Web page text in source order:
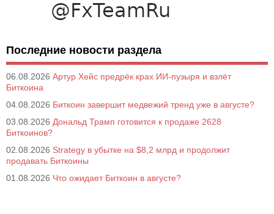
Последние новости раздела
06.08.2026 Артур Хейс предрёк крах ИИ-пузыря и взлёт
Биткоина
04.08.2026 Биткоин завершит медвежий тренд уже в августе?
03.08.2026 Дональд Трамп готовится к продаже 2628
Биткоинов?
02.08.2026 Strategy в убытке на $8,2 млрд и продолжит
продавать Биткоины
01.08.2026 Что ожидает Биткоин в августе?